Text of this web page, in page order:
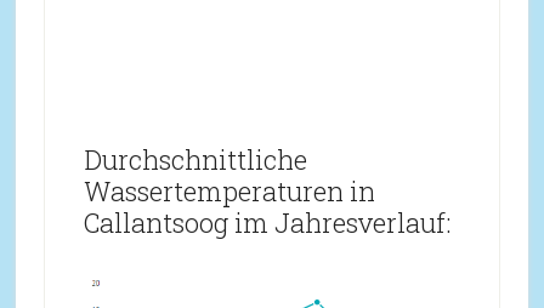
Durchschnittliche
Wassertemperaturen in
Callantsoog im Jahresverlauf: